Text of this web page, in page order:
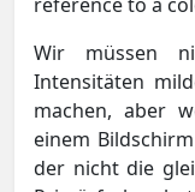
Wir müssen
Intensitäten
machen, aber
einem
der nicht die